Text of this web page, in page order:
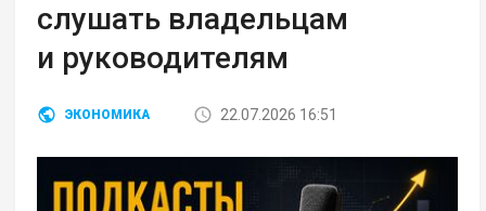
слушать владельцам
и руководителям
ЭКОНОМИКА 22.07.2026 16:51